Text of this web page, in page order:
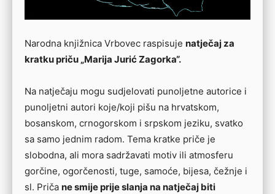
Narodna knjižnica Vrbovec raspisuje natječaj za
kratku priču „Marija Jurić Zagorka“.
Na natječaju mogu sudjelovati punoljetne autorice i
punoljetni autori koje/koji pišu na hrvatskom,
bosanskom, crnogorskom i srpskom jeziku, svatko
sa samo jednim radom. Tema kratke priče je
slobodna, ali mora sadržavati motiv ili atmosferu
gorčine, ogorčenosti, tuge, samoće, bijesa, čežnje i
sl. Priča ne smije prije slanja na natječaj biti